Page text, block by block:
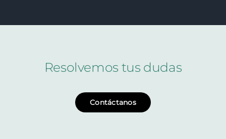
Resolvemos tus dudas
Contáctanos